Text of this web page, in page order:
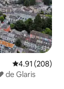
Calificación
4.91 (208)
de Glaris